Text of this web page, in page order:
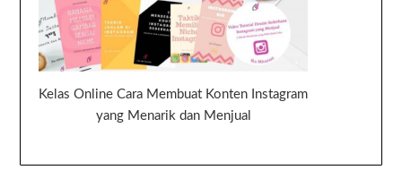
Kelas Online Cara Membuat Konten Instagram
yang Menarik dan Menjual